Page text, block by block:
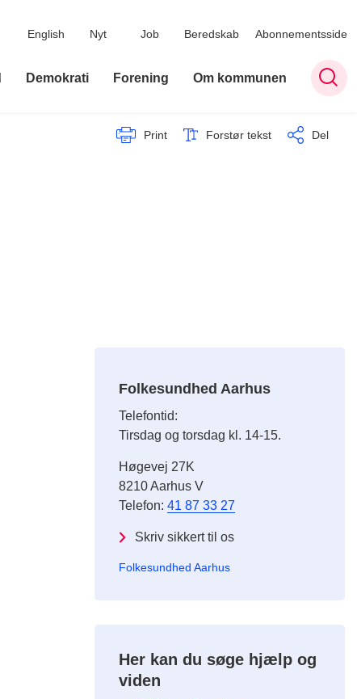
English Nyt Job Beredskab Abonnementsside
Demokrati Forening Om kommunen
Print Forstør tekst Del
Folkesundhed Aarhus
Telefontid:
Tirsdag og torsdag kl. 14-15.
Høgevej 27K
8210 Aarhus V
Telefon:41 87 33 27
Skriv sikkert til os
Folkesundhed Aarhus
Her kan du søge hjælp og
viden